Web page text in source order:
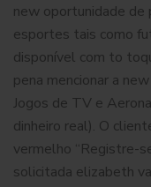
new oportunidade de
esportes tais como
disponível com to
pena mencionar a
Jogos de TV e
dinheiro real). O
vermelho “Registre-
solicitada elizabeth